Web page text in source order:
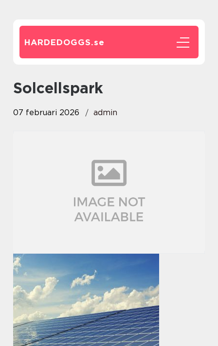
HARDEDOGGS.se
solcellspark
07 februari 2026 admin